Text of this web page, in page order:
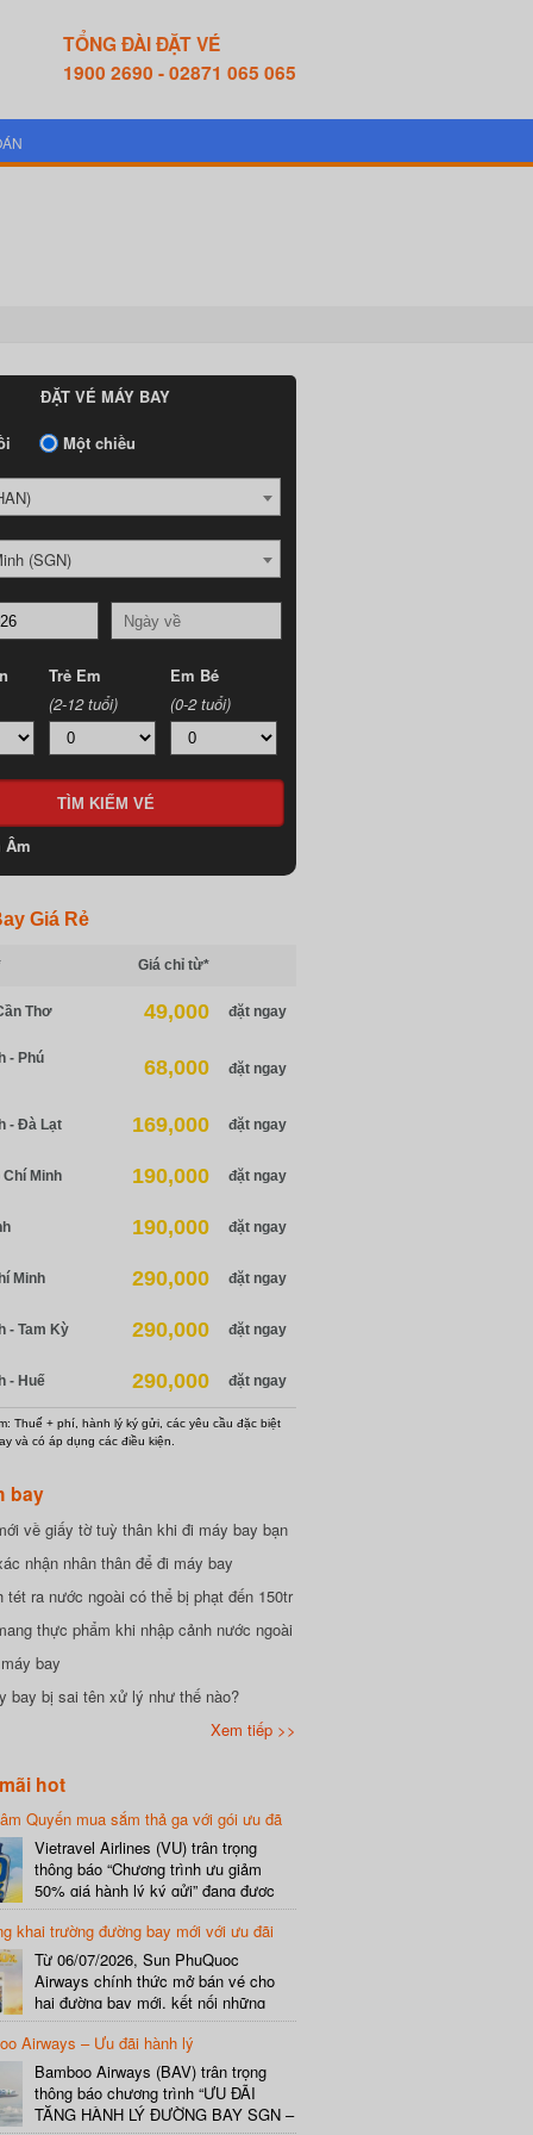
TỔNG ĐÀI ĐẶT VÉ
1900 2690 - 02871 065 065
ĐẶT VÉ MÁY BAY
Một chiều
(SGN)
Trẻ Em
(2-12 tuổi)
Em Bé
(0-2 tuổi)
Âm
Giá Rẻ
Giá chỉ từ*
Thơ 49,000 đặt ngay
- Phú
68,000 đặt ngay
- Đà Lạt 169,000 đặt ngay
Minh 190,000 đặt ngay
190,000 đặt ngay
Minh 290,000 đặt ngay
- Tam Kỳ 290,000 đặt ngay
- Huế 290,000 đặt ngay
Thuế + phí, hành lý ký gửi, các yêu cầu đặc biệt
và có áp dụng các điều kiện.
bay
về giấy tờ tuỳ thân khi đi máy bay bạn
nhận nhân thân để đi máy bay
tét ra nước ngoài có thể bị phạt đến 150tr
thực phẩm khi nhập cảnh nước ngoài
bay
bay bị sai tên xử lý như thế nào?
Xem tiếp >>
hot
Quyến mua sắm thả ga với gói ưu đã
gói cước
Vietravel Airlines (VU) trân trọng
thông báo “Chương trình ưu giảm
50% giá hành lý ký gửi” đang được
triển khai cho đường bay quốc tế mới
kết nối từ TP. Hồ Chí Minh
(SGN) đi Thâm Quyến – Trung Quốc
(SZX), chi tiết như sau: LỊCH BAY
CHI TIẾT Đường bay SHCB Giờ khởi
hành Giờ đến Tần suất…
khai trường đường bay mới với ưu đãi
Từ 06/07/2026, Sun PhuQuoc
Airways chính thức mở bán vé cho
hai đường bay mới, kết nối những
điểm đến giàu trải nghiệm, giúp hành
khách khám phá vẻ đẹp thiên nhiên
và văn hóa của miền Trung Việt Nam.
Thông tin đường bay mới Đường bay
SHCB Giờ bay Tần suất Thời gian
Airways – Ưu đãi hành lý
Bamboo Airways (BAV) trân trọng
thông báo chương trình “ƯU ĐÃI
TẶNG HÀNH LÝ ĐƯỜNG BAY SGN –